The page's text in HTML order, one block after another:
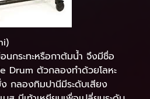
กระทะหรือกาต้มน้ำ จึงมีชื่อ
Drum ตัวกลองทำด้วยโลหะ
กลองทิมปานีมีระดับเสียง